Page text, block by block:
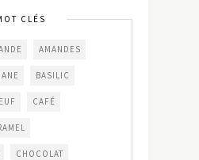
CLÉS
AMANDES
BASILIC
CAFÉ
CHOCOLAT